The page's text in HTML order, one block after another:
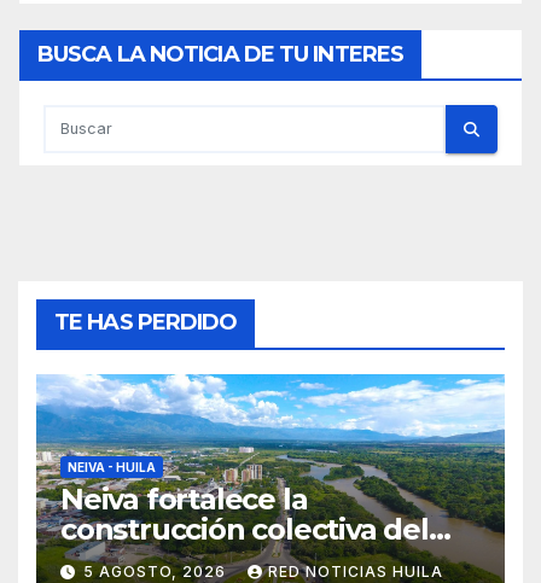
BUSCA LA NOTICIA DE TU INTERES
TE HAS PERDIDO
NEIVA - HUILA
Neiva fortalece la
construcción colectiva del
POT
5 AGOSTO, 2026 RED NOTICIAS HUILA